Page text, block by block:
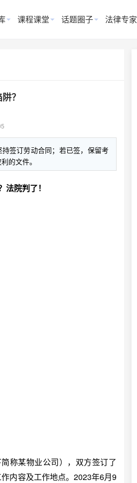
课程课堂 话题圈子 法律专家
？
签订劳动合同；若已签，保留考
的文件。
院判了！
称某物业公司），双方签订了
内容及工作地点。2023年6月9